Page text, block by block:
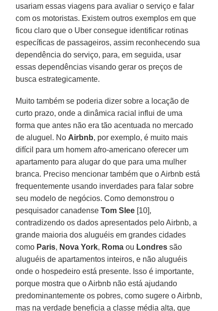
usariam essas viagens para avaliar o serviço e falar
com os motoristas. Existem outros exemplos em que
ficou claro que o Uber consegue identificar rotinas
específicas de passageiros, assim reconhecendo sua
dependência do serviço, para, em seguida, usar
essas dependências visando gerar os preços de
busca estrategicamente.
Muito também se poderia dizer sobre a locação de
curto prazo, onde a dinâmica racial influi de uma
forma que antes não era tão acentuada no mercado
de aluguel. No Airbnb, por exemplo, é muito mais
difícil para um homem afro-americano oferecer um
apartamento para alugar do que para uma mulher
branca. Preciso mencionar também que o Airbnb está
frequentemente usando inverdades para falar sobre
seu modelo de negócios. Como demonstrou o
pesquisador canadenseTom Slee [10],
contradizendo os dados apresentados pelo Airbnb, a
grande maioria dos aluguéis em grandes cidades
como Paris, Nova York, Roma ou Londres são
aluguéis de apartamentos inteiros, e não aluguéis
onde o hospedeiro está presente. Isso é importante,
porque mostra que o Airbnb não está ajudando
predominantemente os pobres, como sugere o Airbnb,
mas na verdade beneficia a classe média alta, que